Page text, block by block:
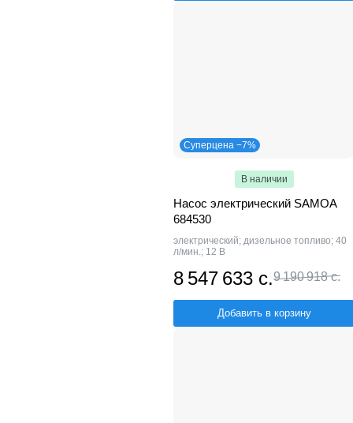
Суперцена −7%
В наличии
Насос электрический SAMOA
684530
электрический; дизельное топливо; 40
л/мин.; 12 В
8 547 633 с.9 190 918 с.
Добавить в корзину